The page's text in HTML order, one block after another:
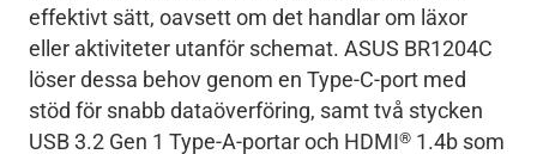
effektivt sätt, oavsett om det handlar om läxor
eller aktiviteter utanför schemat. ASUS BR1204C
löser dessa behov genom en Type-C-port med
stöd för snabb dataöverföring, samt två stycken
USB 3.2 Gen 1 Type-A-portar och HDMI® 1.4b som